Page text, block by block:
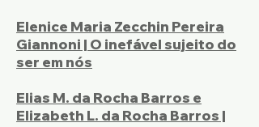
Elenice Maria Zecchin Pereira
Giannoni | O inefável sujeito do
ser em nós
Elias M. da Rocha Barros e
Elizabeth L. da Rocha Barros |